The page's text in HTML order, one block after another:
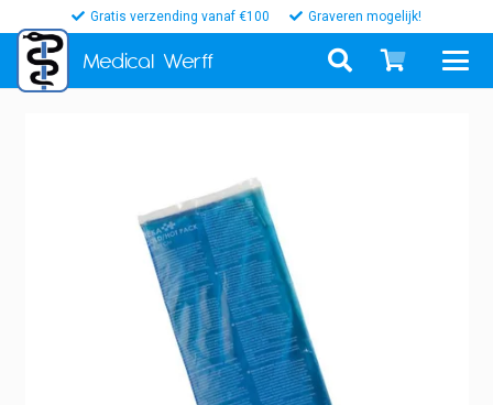
Gratis verzending vanaf €100 Graveren mogelijk!
Medical Werff